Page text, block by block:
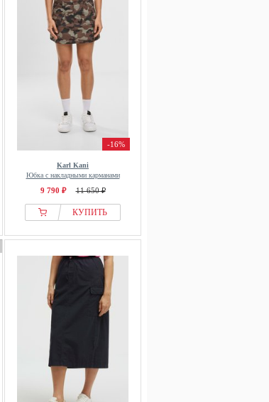
-16%
Karl Kani
Юбка с накладными карманами
9 790 ₽ 11 650 ₽
КУПИТЬ